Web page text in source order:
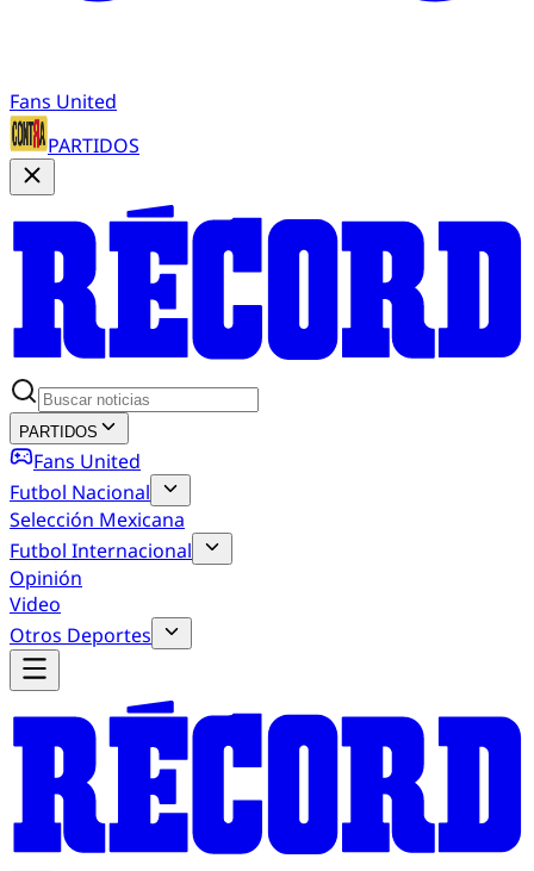
Fans United
PARTIDOS
PARTIDOS
Fans United
Futbol Nacional
Selección Mexicana
Futbol Internacional
Opinión
Video
Otros Deportes